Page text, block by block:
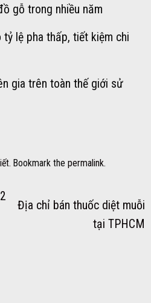
gỗ trong nhiều năm
tỷ lệ pha thấp, tiết kiệm chi
gia trên toàn thế giới sử
. Bookmark the permalink.
Địa chỉ bán thuốc diệt muỗi
tại TPHCM